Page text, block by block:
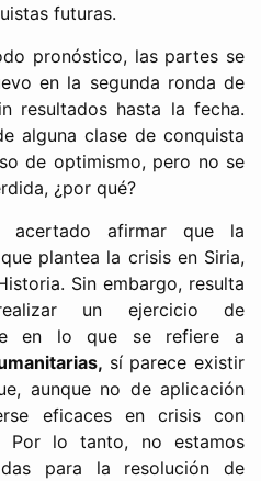
futuras.
pronóstico, las partes se
en la segunda ronda de
resultados hasta la fecha.
alguna clase de conquista
de optimismo, pero no se
¿por qué?
acertado afirmar que la
plantea la crisis en Siria,
Sin embargo, resulta
un ejercicio de
en lo que se refiere a
sí parece existir
aunque no de aplicación
eficaces en crisis con
Por lo tanto, no estamos
para la resolución de